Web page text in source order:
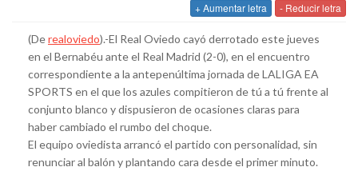
+ Aumentar letra - Reducir letra
(Derealoviedo).-El Real Oviedo cayó derrotado este jueves
en el Bernabéu ante el Real Madrid (2-0), en el encuentro
correspondiente a la antepenúltima jornada de LALIGA EA
SPORTS en el que los azules compitieron de tú a tú frente al
conjunto blanco y dispusieron de ocasiones claras para
haber cambiado el rumbo del choque.
El equipo oviedista arrancó el partido con personalidad, sin
renunciar al balón y plantando cara desde el primer minuto.